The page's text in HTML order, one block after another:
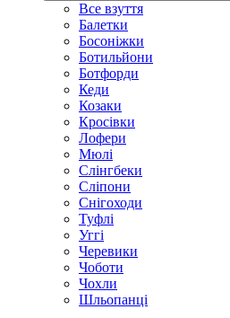
Все взуття
Балетки
Босоніжки
Ботильйони
Ботфорди
Кеди
Козаки
Кросівки
Лофери
Мюлі
Слінгбеки
Сліпони
Снігоходи
Туфлі
Уггі
Черевики
Чоботи
Чохли
Шльопанці